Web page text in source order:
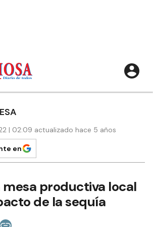
| 02:09 actualizado hace 5 años
en
mesa productiva local
de la sequía